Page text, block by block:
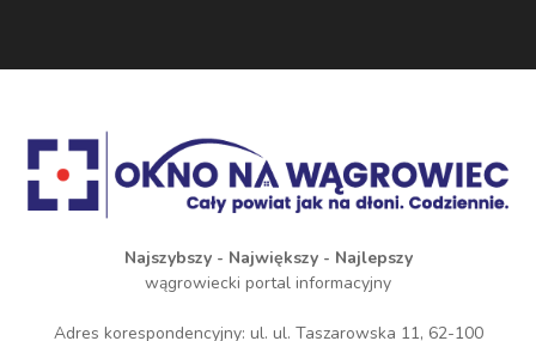
Najszybszy - Największy - Najlepszy
wągrowiecki portal informacyjny
Adres korespondencyjny: ul. ul. Taszarowska 11, 62-100